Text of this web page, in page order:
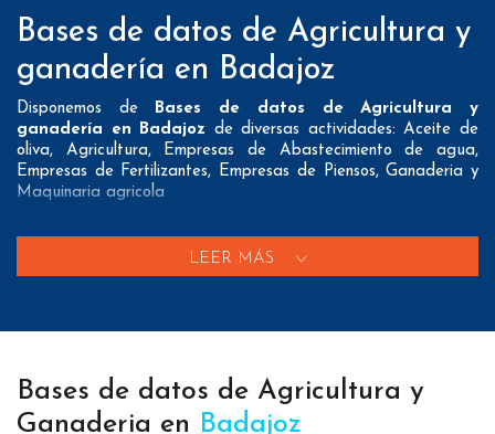
Bases de datos de Agricultura y
ganadería en Badajoz
Disponemos de Bases de datos de Agricultura y
ganadería en Badajoz de diversas actividades: Aceite de
oliva, Agricultura, Empresas de Abastecimiento de agua,
Empresas de Fertilizantes, Empresas de Piensos, Ganaderia y
Maquinaria agricola
contacto que pueden resultar interesantes a nuestros clientes:
necesarios incluyendo dirección, localidad, provincia y código
máxima eficacia.
A nivel de teléfonos
nuestros/as Bases de datos de agrícolas
LEER MÁS
Bases de datos de Agricultura y
Ganaderia en Badajoz